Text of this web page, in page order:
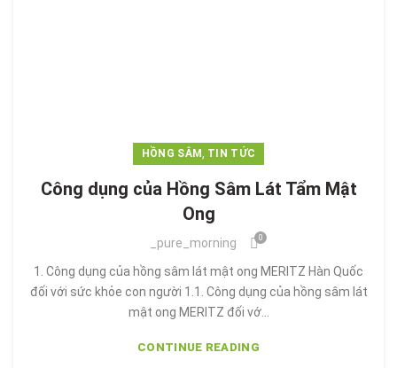
HỒNG SÂM, TIN TỨC
Công dụng của Hồng Sâm Lát Tẩm Mật
Ong
_pure_morning 0
1. Công dụng của hồng sâm lát mật ong MERITZ Hàn Quốc
đối với sức khỏe con người 1.1. Công dụng của hồng sâm lát
mật ong MERITZ đối vớ...
CONTINUE READING